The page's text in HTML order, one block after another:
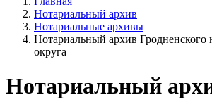
Нотариальный архив
Нотариальные архивы
Нотариальный архив Гродненского
округа
Нотариальный